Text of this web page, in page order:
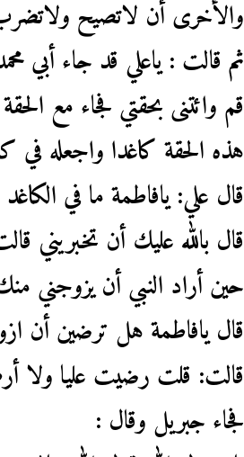
والأخرى أن لاتصيح
ثم قالت : ياعلي قد جاء أبي
قم وائتنى بحقتي فجاء مع
هذه الحقة كاغدا واجعله في
قال علي: يافاطمة ما في
قال بالله عليك أن تخبريني
حين أراد النبي أن يزوجني
قال يافاطمة هل ترضين أن
قالت: قلت رضيت عليا ولا
فجاء جبريل وقال :